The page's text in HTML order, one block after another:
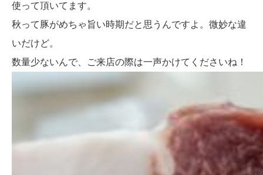
使って頂いてます。
秋って豚がめちゃ旨い時期だと思うんですよ。微妙な違
いだけど。
数量少ないんで、ご来店の際は一声かけてくださいね！